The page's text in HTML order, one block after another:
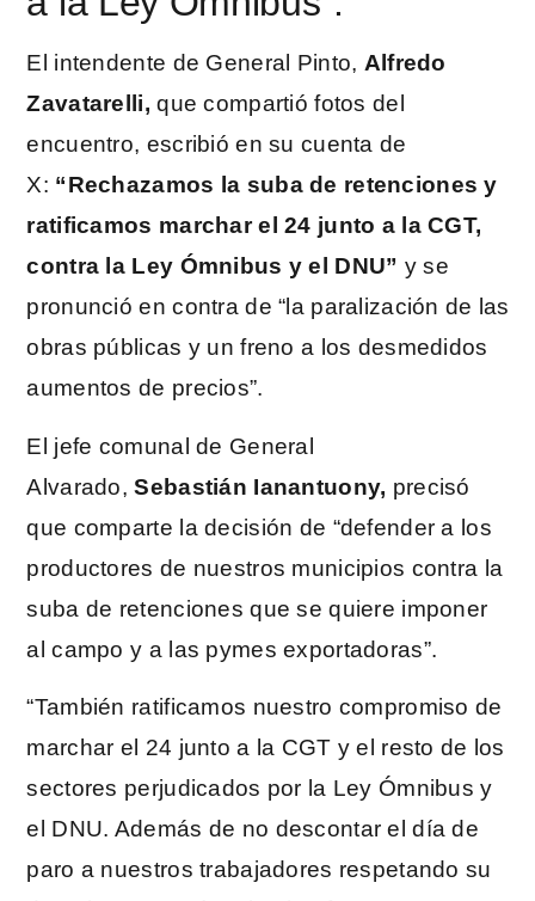
El intendente de General Pinto, Alfredo
Zavatarelli, que compartió fotos del
encuentro, escribió en su cuenta de
X: “Rechazamos la suba de retenciones y
ratificamos marchar el 24 junto a la CGT,
contra la Ley Ómnibus y el DNU” y se
pronunció en contra de “la paralización de las
obras públicas y un freno a los desmedidos
aumentos de precios”.
El jefe comunal de General
Alvarado,Sebastián Ianantuony, precisó
que comparte la decisión de “defender a los
productores de nuestros municipios contra la
suba de retenciones que se quiere imponer
al campo y a las pymes exportadoras”.
“También ratificamos nuestro compromiso de
marchar el 24 junto a la CGT y el resto de los
sectores perjudicados por la Ley Ómnibus y
el DNU. Además de no descontar el día de
paro a nuestros trabajadores respetando su